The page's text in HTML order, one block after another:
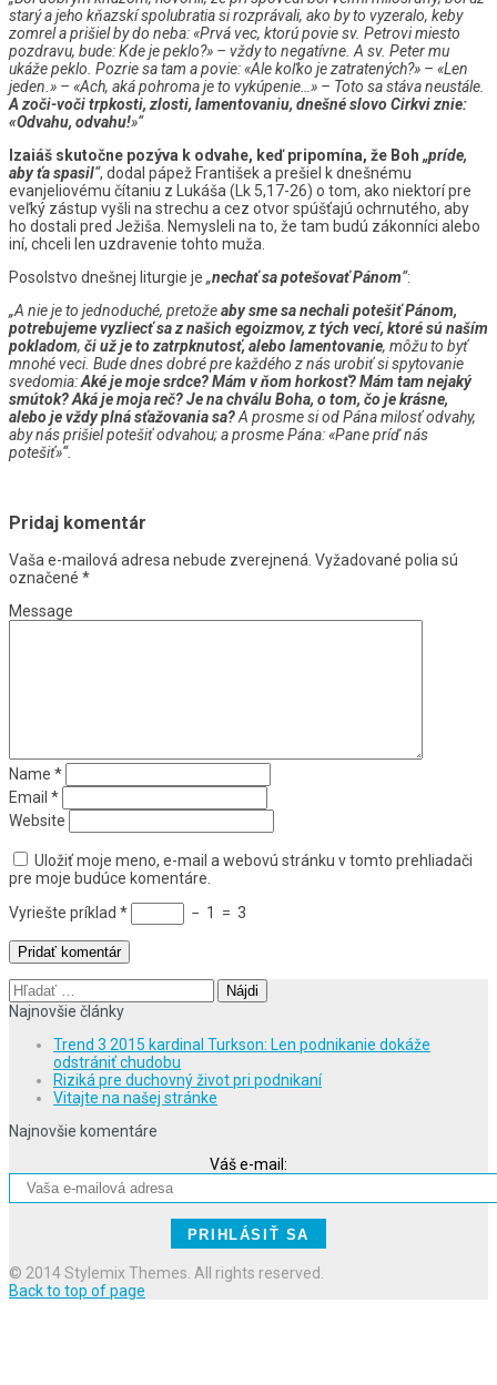
starý a jeho kňazskí spolubratia si rozprávali, ako by to vyzeralo, keby
zomrel a prišiel by do neba: «Prvá vec, ktorú povie sv. Petrovi miesto
pozdravu, bude: Kde je peklo?» – vždy to negatívne. A sv. Peter mu
ukáže peklo. Pozrie sa tam a povie: «Ale koľko je zatratených?» – «Len
jeden.» – «Ach, aká pohroma je to vykúpenie…» – Toto sa stáva neustále.
A zoči-voči trpkosti, zlosti, lamentovaniu, dnešné slovo Cirkvi znie:
«Odvahu, odvahu!»“
Izaiáš skutočne pozýva k odvahe, keď pripomína, že Boh „príde,
aby ťa spasil“, dodal pápež František a prešiel k dnešnému
evanjeliovému čítaniu z Lukáša (Lk 5,17-26) o tom, ako niektorí pre
veľký zástup vyšli na strechu a cez otvor spúšťajú ochrnutého, aby
ho dostali pred Ježiša. Nemysleli na to, že tam budú zákonníci alebo
iní, chceli len uzdravenie tohto muža.
Posolstvo dnešnej liturgie je „nechať sa potešovať Pánom“:
„A nie je to jednoduché, pretožeaby sme sa nechali potešiť Pánom,
potrebujeme vyzliecť sa z našich egoizmov, z tých vecí, ktoré sú naším
pokladom, či už je to zatrpknutosť, alebo lamentovanie, môžu to byť
mnohé veci. Bude dnes dobré pre každého z nás urobiť si spytovanie
svedomia:Aké je moje srdce? Mám v ňom horkosť? Mám tam nejaký
smútok? Aká je moja reč? Je na chválu Boha, o tom, čo je krásne,
alebo je vždy plná sťažovania sa?A prosme si od Pána milosť odvahy,
aby nás prišiel potešiť odvahou;a prosme Pána: «Pane príď nás
potešiť»“.
Pridaj komentár
Vaša e-mailová adresa nebude zverejnená. Vyžadované polia sú
označené *
Message
Name *
Email *
Website
Uložiť moje meno, e-mail a webovú stránku v tomto prehliadači
pre moje budúce komentáre.
Vyriešte príklad * − 1 = 3
Hľadať:
Najnovšie články
Trend 3 2015 kardinal Turkson: Len podnikanie dokáže
odstrániť chudobu
Riziká pre duchovný život pri podnikaní
Vitajte na našej stránke
Najnovšie komentáre
Váš e-mail:
© 2014 Stylemix Themes. All rights reserved.
Back to top of page